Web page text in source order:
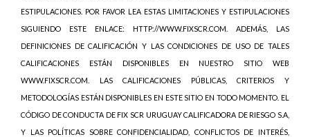
ESTIPULACIONES. POR FAVOR LEA ESTAS LIMITACIONES Y ESTIPULACIONES
SIGUIENDO ESTE ENLACE: HTTP://WWW.FIXSCR.COM. ADEMÁS, LAS
DEFINICIONES DE CALIFICACIÓN Y LAS CONDICIONES DE USO DE TALES
CALIFICACIONES ESTÁN DISPONIBLES EN NUESTRO SITIO WEB
WWW.FIXSCR.COM. LAS CALIFICACIONES PÚBLICAS, CRITERIOS Y
METODOLOGÍAS ESTÁN DISPONIBLES EN ESTE SITIO EN TODO MOMENTO. EL
CÓDIGO DE CONDUCTA DE FIX SCR URUGUAY CALIFICADORA DE RIESGO S.A,
Y LAS POLÍTICAS SOBRE CONFIDENCIALIDAD, CONFLICTOS DE INTERÉS,